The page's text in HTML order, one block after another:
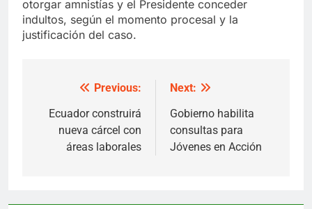
otorgar amnistías y el Presidente conceder
indultos, según el momento procesal y la
justificación del caso.
navigation
Previous:
Ecuador construirá
nueva cárcel con
áreas laborales
Next:
Gobierno habilita
consultas para
Jóvenes en Acción